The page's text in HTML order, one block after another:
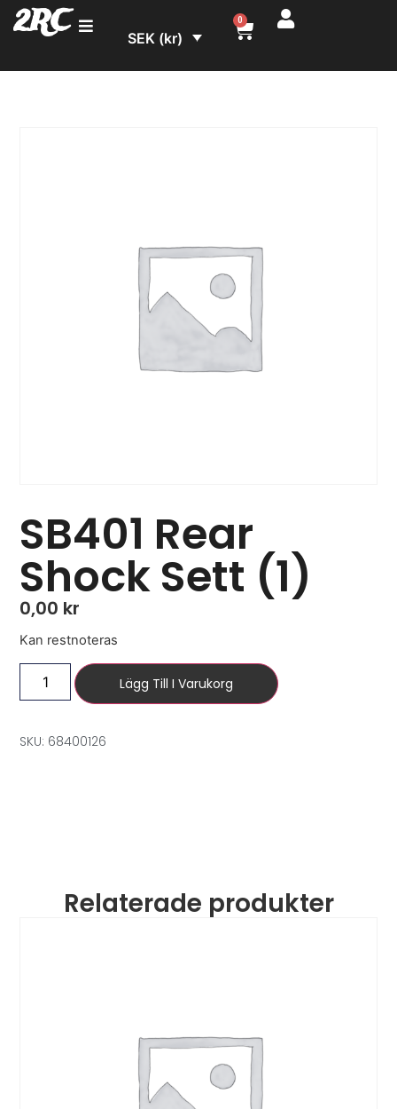
2RC SEK (kr)
0
SB401 Rear
Shock Sett (1)
0,00 kr
Kan restnoteras
Lägg Till I Varukorg
SKU: 68400126
Relaterade produkter